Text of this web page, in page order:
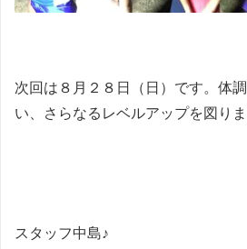
次回は８月２８日（日）です。体
い、さらなるレベルアップを図りま
スタッフ中島♪